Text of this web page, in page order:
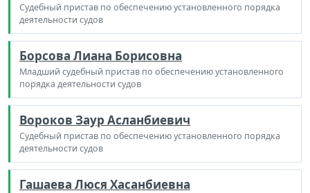
Судебный пристав по обеспечению установленного порядка
деятельности судов
Борсова Лиана Борисовна
Младший судебный пристав по обеспечению установленного
порядка деятельности судов
Вороков Заур Асланбиевич
Судебный пристав по обеспечению установленного порядка
деятельности судов
Гашаева Люся Хасанбиевна